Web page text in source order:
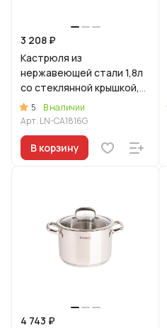
3 208 ₽
Кастрюля из
нержавеющей стали 1,8л
со стеклянной крышкой,
линия "Леон"
5
В наличии
Арт. LN-CA1816G
В корзину
4 743 ₽